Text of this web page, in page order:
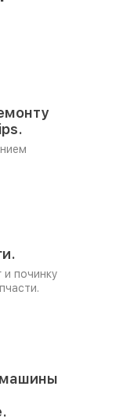
и починку